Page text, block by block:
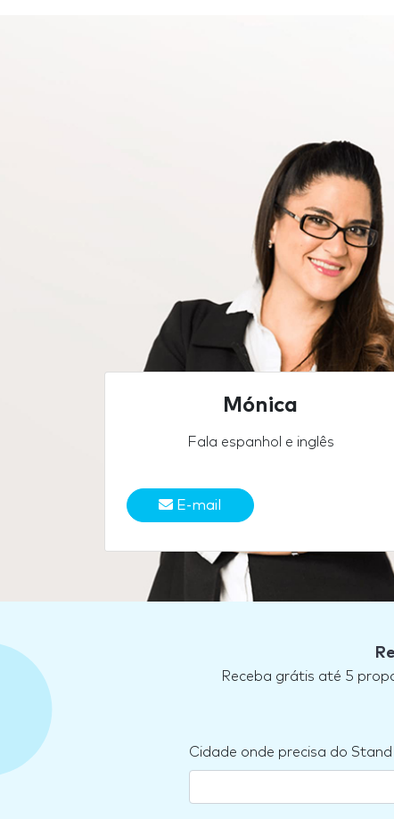
Mónica
Fala espanhol e inglês
E-mail
Receba grátis até 5
Cidade onde precisa do Stand